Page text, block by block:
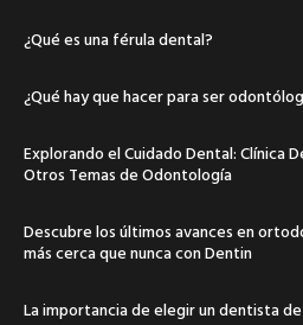
¿Qué es una férula dental?
¿Qué hay que hacer para ser
Explorando el Cuidado Dental: Clínica
Otros Temas de Odontología
Descubre los últimos avances en
más cerca que nunca con Dentin
La importancia de elegir un dentista